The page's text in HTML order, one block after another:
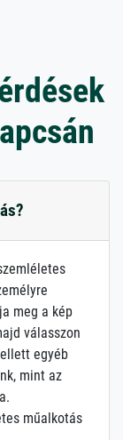
meg a kép
válasszon
egyéb
mint az
műalkotás